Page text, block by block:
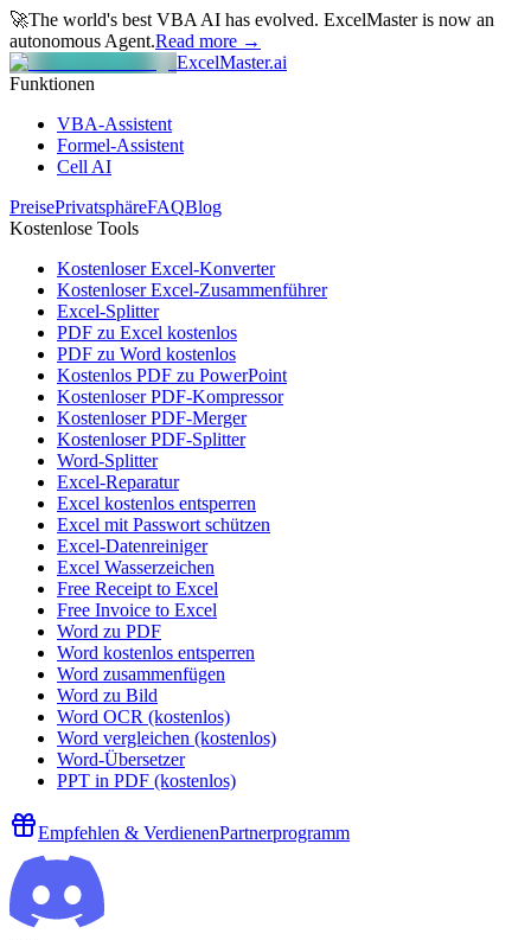
🚀The world's best VBA AI has evolved. ExcelMaster is now an
autonomous Agent.Read more →
ExcelMaster.ai
Funktionen
VBA-Assistent
Formel-Assistent
Cell AI
PreisePrivatsphäreFAQBlog
Kostenlose Tools
Kostenloser Excel-Konverter
Kostenloser Excel-Zusammenführer
Excel-Splitter
PDF zu Excel kostenlos
PDF zu Word kostenlos
Kostenlos PDF zu PowerPoint
Kostenloser PDF-Kompressor
Kostenloser PDF-Merger
Kostenloser PDF-Splitter
Word-Splitter
Excel-Reparatur
Excel kostenlos entsperren
Excel mit Passwort schützen
Excel-Datenreiniger
Excel Wasserzeichen
Free Receipt to Excel
Free Invoice to Excel
Word zu PDF
Word kostenlos entsperren
Word zusammenfügen
Word zu Bild
Word OCR (kostenlos)
Word vergleichen (kostenlos)
Word-Übersetzer
PPT in PDF (kostenlos)
Empfehlen & VerdienenPartnerprogramm